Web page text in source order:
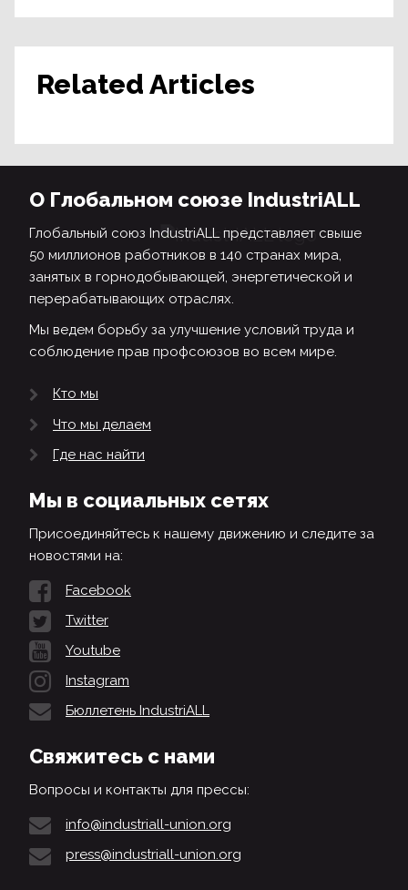
Related Articles
О Глобальном союзе IndustriALL
Глобальный союз IndustriALL представляет свыше
50 миллионов работников в 140 странах мира,
занятых в горнодобывающей, энергетической и
перерабатывающих отраслях.
Мы ведем борьбу за улучшение условий труда и
соблюдение прав профсоюзов во всем мире.
Кто мы
Что мы делаем
Где нас найти
Мы в социальных сетях
Присоединяйтесь к нашему движению и следите за
новостями на:
Facebook
Twitter
Youtube
Instagram
Бюллетень IndustriALL
Свяжитесь с нами
Вопросы и контакты для прессы:
info@industriall-union.org
press@industriall-union.org